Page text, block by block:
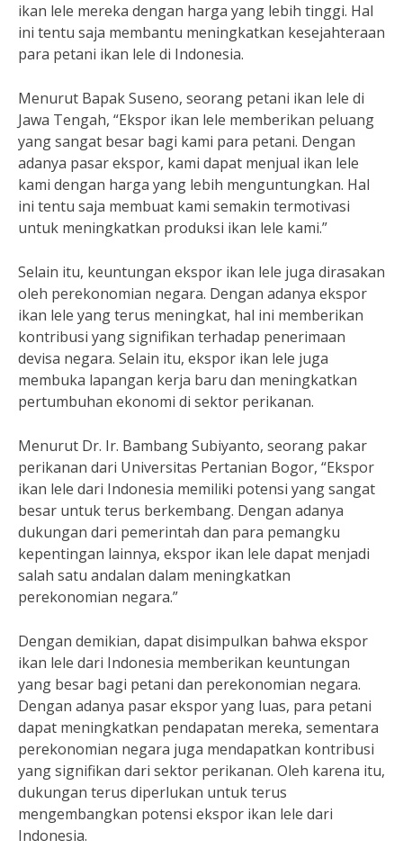
ikan lele mereka dengan harga yang lebih tinggi. Hal
ini tentu saja membantu meningkatkan kesejahteraan
para petani ikan lele di Indonesia.
Menurut Bapak Suseno, seorang petani ikan lele di
Jawa Tengah, “Ekspor ikan lele memberikan peluang
yang sangat besar bagi kami para petani. Dengan
adanya pasar ekspor, kami dapat menjual ikan lele
kami dengan harga yang lebih menguntungkan. Hal
ini tentu saja membuat kami semakin termotivasi
untuk meningkatkan produksi ikan lele kami.”
Selain itu, keuntungan ekspor ikan lele juga dirasakan
oleh perekonomian negara. Dengan adanya ekspor
ikan lele yang terus meningkat, hal ini memberikan
kontribusi yang signifikan terhadap penerimaan
devisa negara. Selain itu, ekspor ikan lele juga
membuka lapangan kerja baru dan meningkatkan
pertumbuhan ekonomi di sektor perikanan.
Menurut Dr. Ir. Bambang Subiyanto, seorang pakar
perikanan dari Universitas Pertanian Bogor, “Ekspor
ikan lele dari Indonesia memiliki potensi yang sangat
besar untuk terus berkembang. Dengan adanya
dukungan dari pemerintah dan para pemangku
kepentingan lainnya, ekspor ikan lele dapat menjadi
salah satu andalan dalam meningkatkan
perekonomian negara.”
Dengan demikian, dapat disimpulkan bahwa ekspor
ikan lele dari Indonesia memberikan keuntungan
yang besar bagi petani dan perekonomian negara.
Dengan adanya pasar ekspor yang luas, para petani
dapat meningkatkan pendapatan mereka, sementara
perekonomian negara juga mendapatkan kontribusi
yang signifikan dari sektor perikanan. Oleh karena itu,
dukungan terus diperlukan untuk terus
mengembangkan potensi ekspor ikan lele dari
Indonesia.